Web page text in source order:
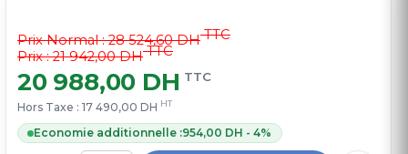
Prix Normal :28 524,60 DHTTC
Prix : 21 942,00 DHTTC
20 988,00 DH TTC
Hors Taxe : 17 490,00 DH HT
Economie additionnelle :954,00 DH - 4%